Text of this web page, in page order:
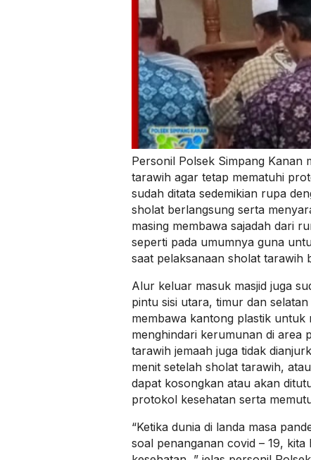
Personil Polsek Simpang Kanan
tarawih agar tetap mematuhi
sudah ditata sedemikian rupa
sholat berlangsung serta
masing membawa sajadah dari
seperti pada umumnya guna
saat pelaksanaan sholat tarawih
Alur keluar masuk masjid juga
pintu sisi utara, timur dan
membawa kantong plastik untuk
menghindari kerumunan di area
tarawih jemaah juga tidak
menit setelah sholat tarawih,
dapat kosongkan atau akan
protokol kesehatan serta
“Ketika dunia di landa masa
soal penanganan covid – 19,